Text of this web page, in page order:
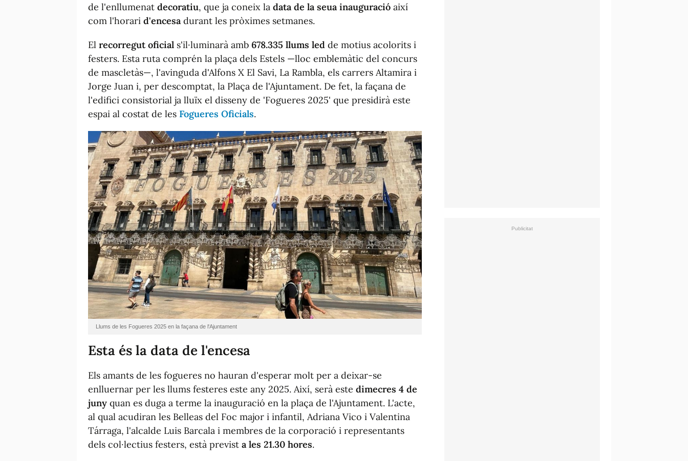
de l'enllumenat decoratiu, que ja coneix la data de la seua inauguració així
com l'horari d'encesa durant les pròximes setmanes.
El recorregut oficial s'il·luminarà amb 678.335 llums led de motius acolorits i
festers. Esta ruta comprén la plaça dels Estels —lloc emblemàtic del concurs
de mascletàs—, l'avinguda d'Alfons X El Savi, La Rambla, els carrers Altamira i
Jorge Juan i, per descomptat, la Plaça de l'Ajuntament. De fet, la façana de
l'edifici consistorial ja lluïx el disseny de 'Fogueres 2025' que presidirà este
espai al costat de les Fogueres Oficials.
Llums de les Fogueres 2025 en la façana de l'Ajuntament
Esta és la data de l'encesa
Els amants de les fogueres no hauran d'esperar molt per a deixar-se
enlluernar per les llums festeres este any 2025. Així, serà este dimecres 4 de
juny quan es duga a terme la inauguració en la plaça de l'Ajuntament. L'acte,
al qual acudiran les Belleas del Foc major i infantil, Adriana Vico i Valentina
Tárraga, l'alcalde Luis Barcala i membres de la corporació i representants
dels col·lectius festers, està previst a les 21.30 hores.